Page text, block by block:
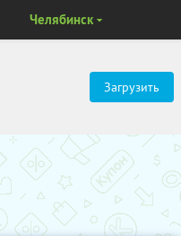
Загрузить
Челябинск